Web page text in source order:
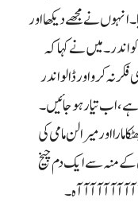
انہوں نے مجھے دیکھا اور
اندر۔ میں نے کہا کہ
نہ کرو اور ڈالو اندر
اب تیار ہو جائیں۔
اور میرا لن مامی کی
کے منہ سے ایک دم چیخ